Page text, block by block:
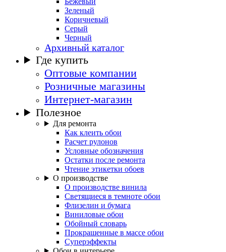
Зеленый
Коричневый
Серый
Черный
Архивный каталог
Где купить
Оптовые компании
Розничные магазины
Интернет-магазин
Полезное
Для ремонта
Как клеить обои
Расчет рулонов
Условные обозначения
Остатки после ремонта
Чтение этикетки обоев
О производстве
О производстве винила
Светящиеся в темноте обои
Флизелин и бумага
Виниловые обои
Обойный словарь
Прокрашенные в массе обои
Суперэффекты